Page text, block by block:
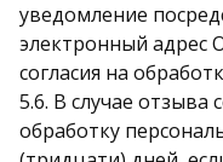
уведомление
электронный адрес
согласия на
5.6. В случае отзыва
обработку